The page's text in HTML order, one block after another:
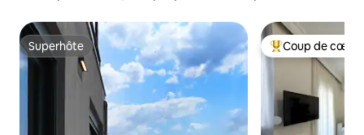
Superhôte
Superhôte Coups de cœur
Coup de cœur